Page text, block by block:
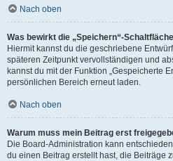
Nach oben
Was bewirkt die „Speichern“-
Hiermit kannst du die geschriebene
späteren Zeitpunkt vervollständigen und
kannst du mit der Funktion „Gespeicherte
persönlichen Bereich erneut laden.
Nach oben
Warum muss mein Beitrag erst
Die Board-Administration kann
du einen Beitrag erstellt hast, die Beiträge